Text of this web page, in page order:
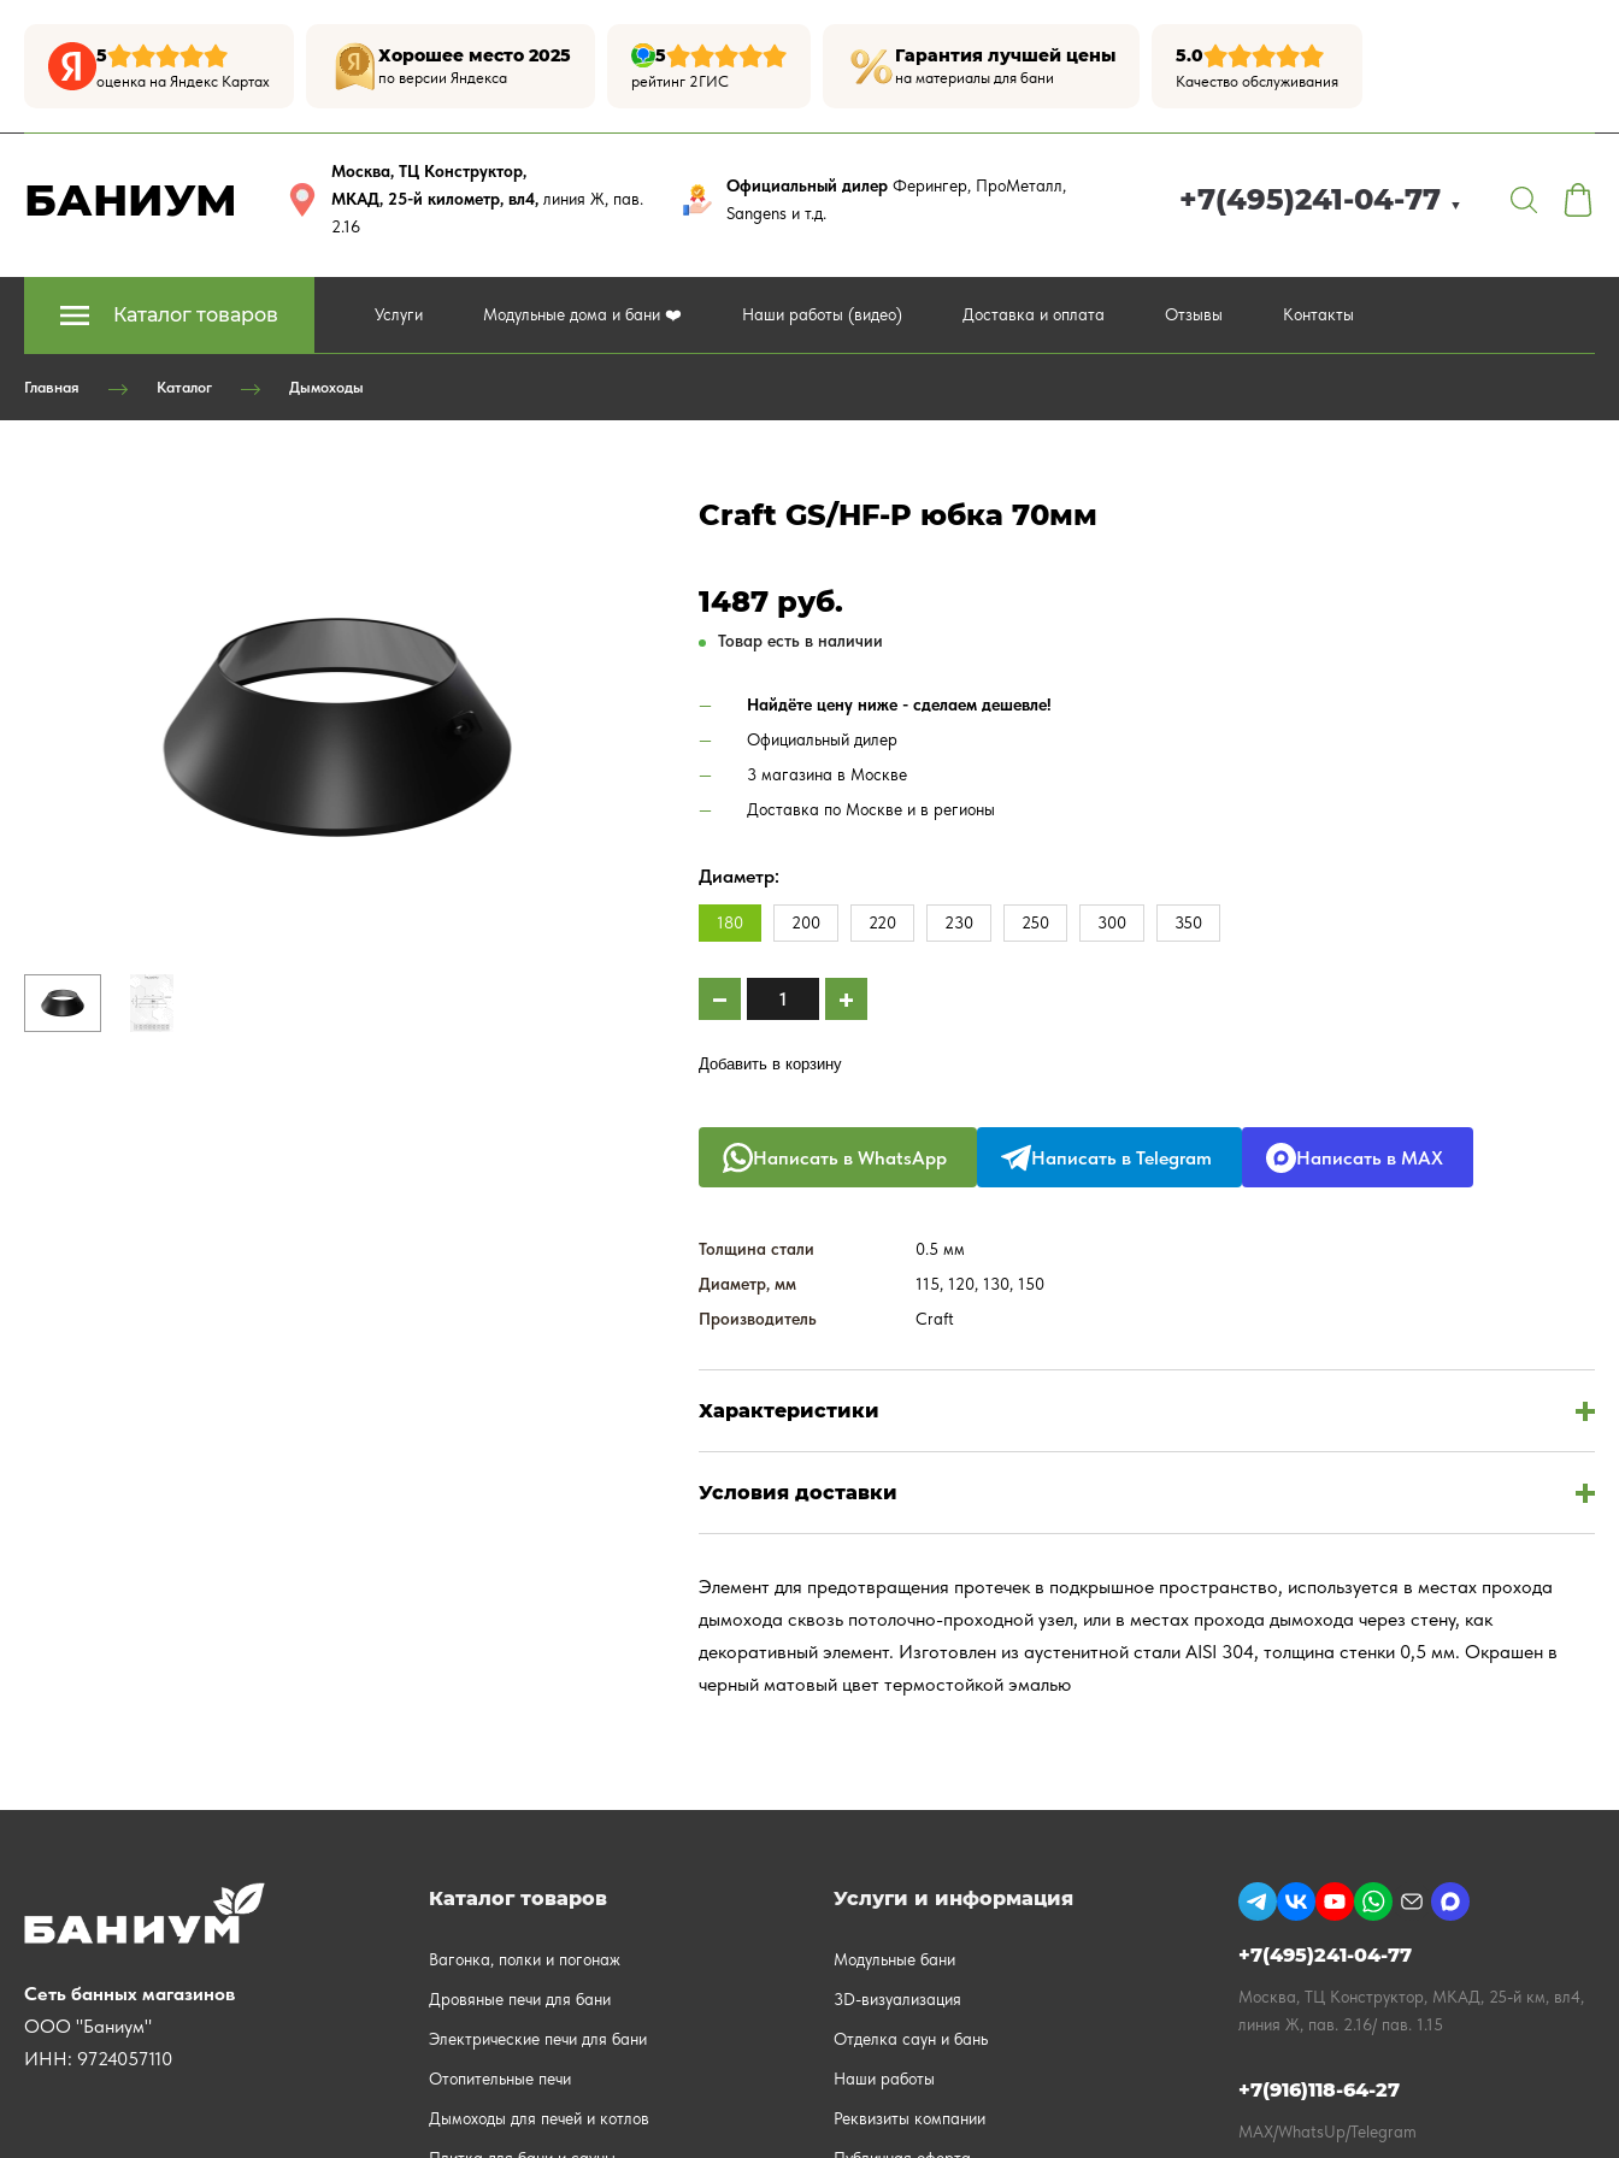
5
оценка на Яндекс Картах
Хорошее место 2025
по версии Яндекса
5
рейтинг 2ГИС
Гарантия лучшей цены
на материалы для бани
5.0
Качество обслуживания
БАНИУМ
Москва, ТЦ Конструктор,
МКАД, 25-й километр, вл4, линия Ж, пав.
2.16
Официальный дилер Ферингер, ПроМеталл,
Sangens и т.д.
+7(495)241-04-77 ▼
Каталог товаров Услуги Модульные дома и бани ❤️ Наши работы (видео) Доставка и оплата Отзывы Контакты
Главная Каталог Дымоходы
Craft GS/HF-P юбка 70мм
1487 руб.
Товар есть в наличии
Найдёте цену ниже - сделаем дешевле!
Официальный дилер
3 магазина в Москве
Доставка по Москве и в регионы
Диаметр:
180 200 220 230 250 300 350
Добавить в корзину
Написать в WhatsApp Написать в Telegram Написать в MAX
Толщина стали
0.5 мм
Диаметр, мм
115, 120, 130, 150
Производитель
Craft
Характеристики
Условия доставки
Элемент для предотвращения протечек в подкрышное пространство, используется в местах прохода
дымохода сквозь потолочно-проходной узел, или в местах прохода дымохода через стену, как
декоративный элемент. Изготовлен из аустенитной стали AISI 304, толщина стенки 0,5 мм. Окрашен в
черный матовый цвет термостойкой эмалью
Сеть банных магазинов
ООО "Баниум"
ИНН: 9724057110
Каталог товаров
Вагонка, полки и погонаж
Дровяные печи для бани
Электрические печи для бани
Отопительные печи
Дымоходы для печей и котлов
Услуги и информация
Модульные бани
3D-визуализация
Отделка саун и бань
Наши работы
Реквизиты компании
+7(495)241-04-77
Москва, ТЦ Конструктор, МКАД, 25-й км, вл4,
линия Ж, пав. 2.16/ пав. 1.15
+7(916)118-64-27
MAX/WhatsUp/Telegram